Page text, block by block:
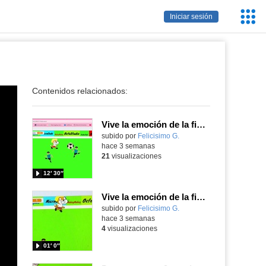
Iniciar sesión
Contenidos relacionados:
Vive la emoción de la final del mundial programando con Scratch, un juego de toques y esquivar contrarios
Contenido educativo.
subido por Felicisimo G.
12′ 30″
hace 3 semanas
21 visualizaciones
Vive la emoción de la final del mundial 2026, programando con Scratch un juego de toques.
Contenido educativo.
subido por Felicisimo G.
01′ 0″
hace 3 semanas
4visualizaciones